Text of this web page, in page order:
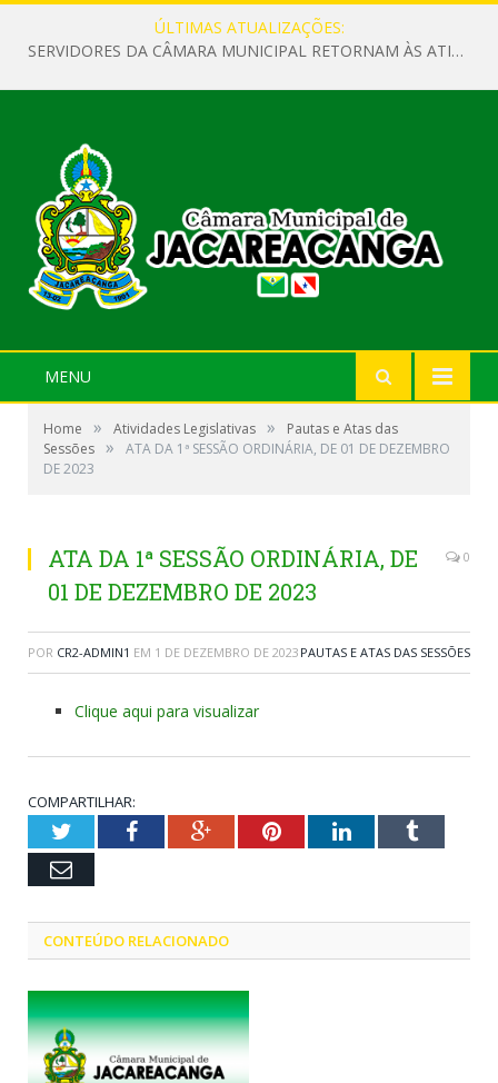
ÚLTIMAS ATUALIZAÇÕES:
SERVIDORES DA CÂMARA MUNICIPAL RETORNAM ÀS ATIVIDADES APÓS O RECESSO PARLAMENTAR
MENU
Home » Atividades Legislativas »
Pautas e Atas das
Sessões »
ATA DA 1ª SESSÃO ORDINÁRIA, DE 01 DE DEZEMBRO
DE 2023
ATA DA 1ª SESSÃO ORDINÁRIA, DE
01 DE DEZEMBRO DE 2023
0
POR CR2-ADMIN1 EM 1 DE DEZEMBRO DE 2023 PAUTAS E ATAS DAS SESSÕES
Clique aqui para visualizar
COMPARTILHAR:
TwitterFacebookGoogle+PinterestLinkedInTumblr
Email
CONTEÚDO RELACIONADO